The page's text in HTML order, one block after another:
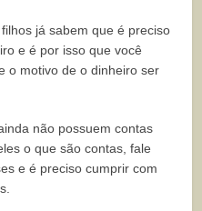
já sabem que é preciso
e é por isso que você
o motivo de o dinheiro ser
não possuem contas
o que são contas, fale
e é preciso cumprir com